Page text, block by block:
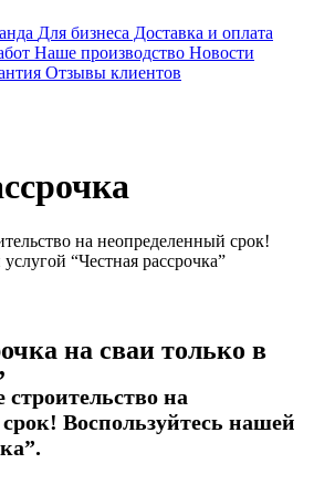
Для бизнеса Доставка и оплата
Наше производство Новости
Отзывы клиентов
на неопределенный срок!
“Честная рассрочка”
на сваи только в
на
Воспользуйтесь нашей